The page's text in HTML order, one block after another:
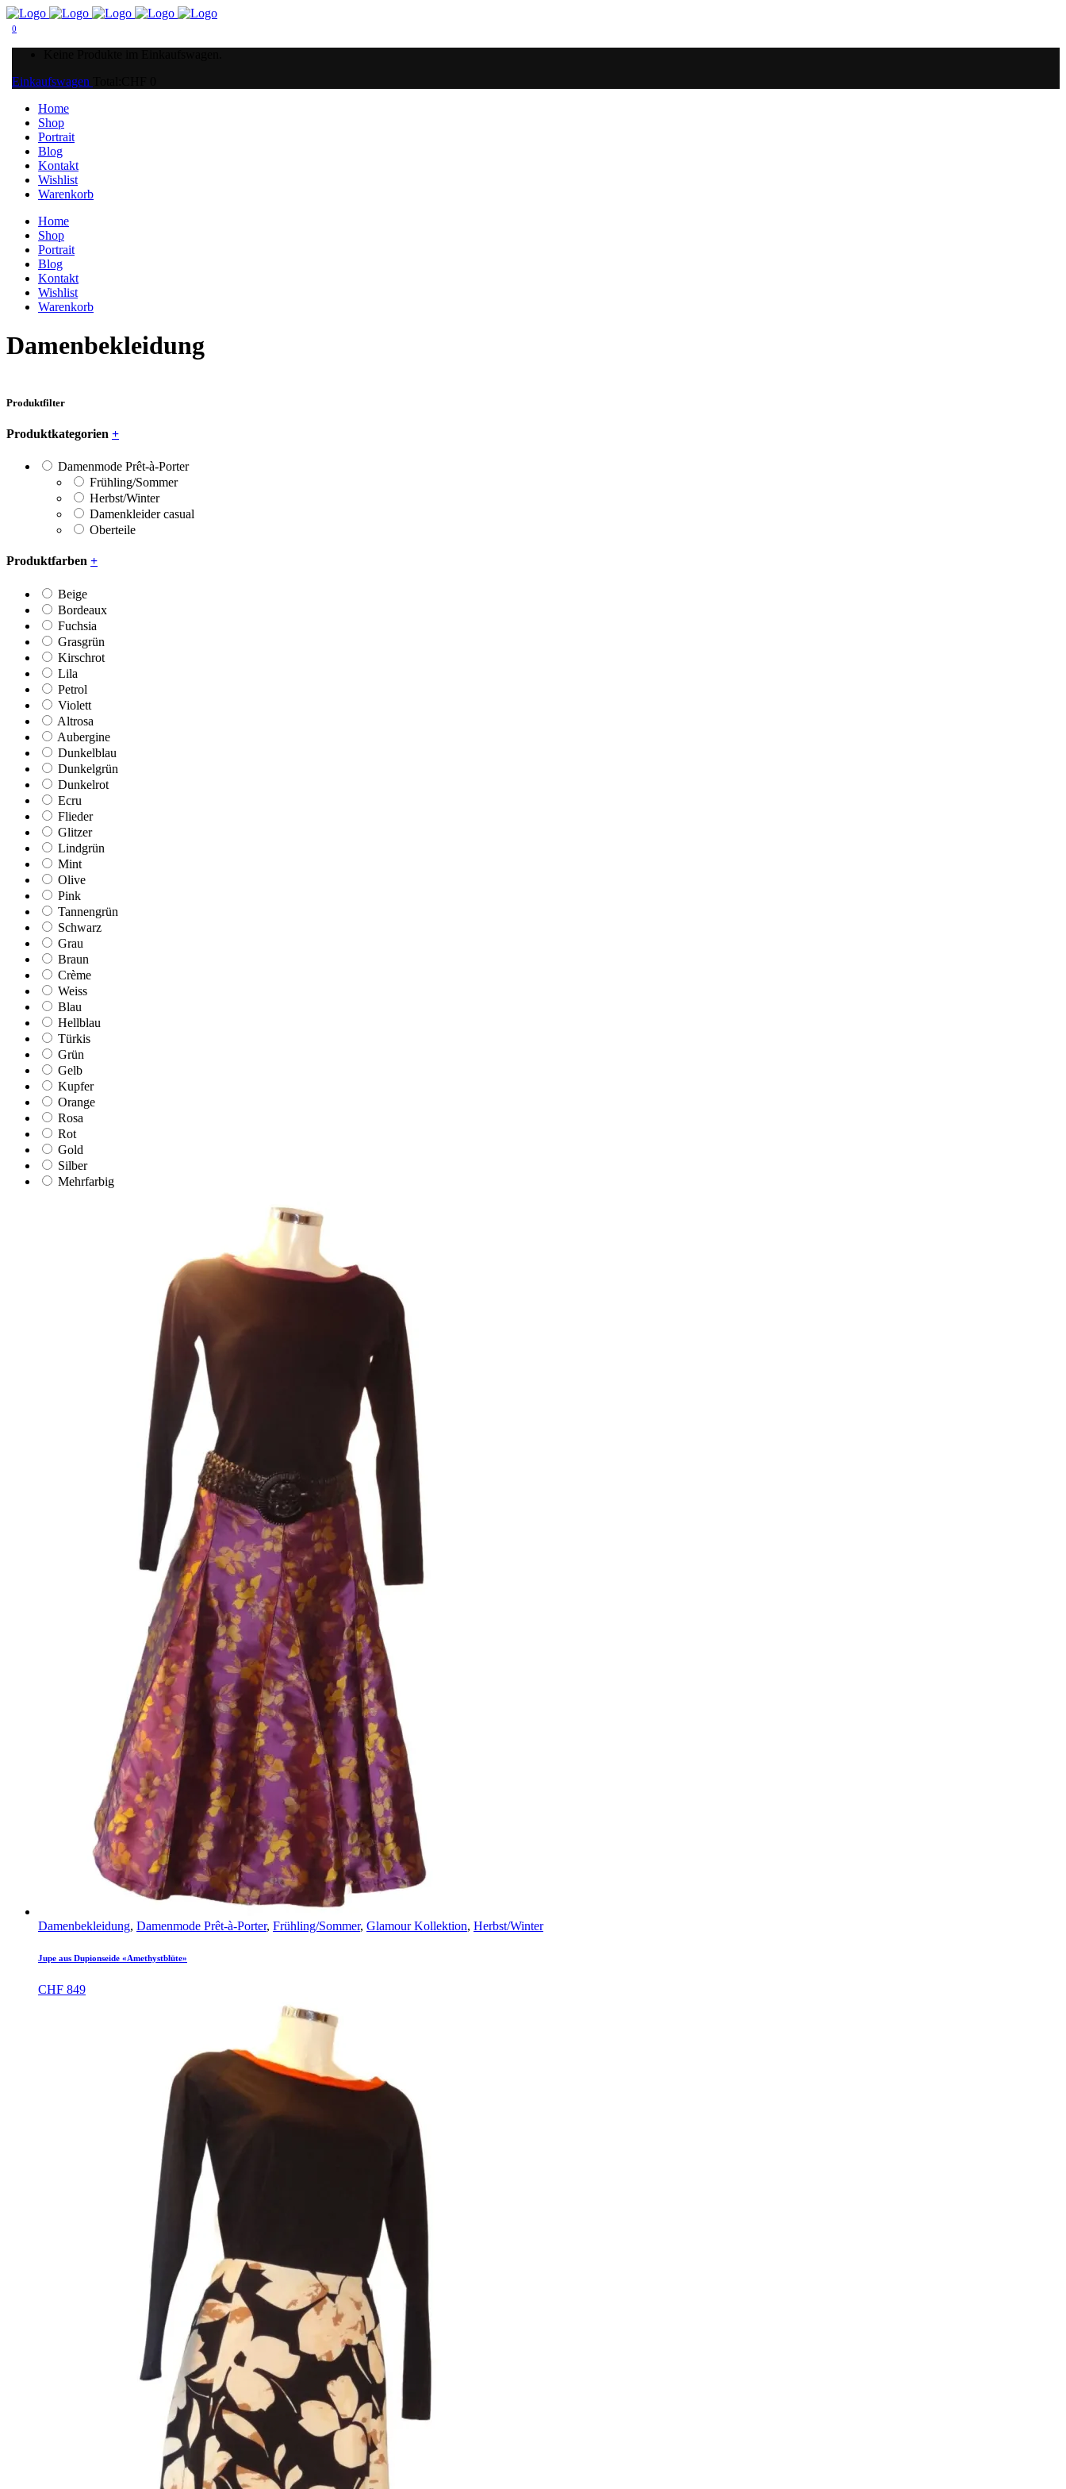
0
Einkaufswagen
Home
Shop
Portrait
Blog
Kontakt
Wishlist
Warenkorb
Home
Shop
Portrait
Blog
Kontakt
Wishlist
Warenkorb
Damenbekleidung
Produktfilter
Produktkategorien +
Damenmode Prêt-à-Porter
Frühling/Sommer
Herbst/Winter
Damenkleider casual
Oberteile
Produktfarben +
Beige
Bordeaux
Fuchsia
Grasgrün
Kirschrot
Lila
Petrol
Violett
Altrosa
Aubergine
Dunkelblau
Dunkelgrün
Dunkelrot
Ecru
Flieder
Glitzer
Lindgrün
Mint
Olive
Pink
Tannengrün
Schwarz
Grau
Braun
Crème
Weiss
Blau
Hellblau
Türkis
Grün
Gelb
Kupfer
Orange
Rosa
Rot
Gold
Silber
Mehrfarbig
Damenbekleidung, Damenmode Prêt-à-Porter, Frühling/Sommer, Glamour Kollektion, Herbst/Winter
Jupe aus Dupionseide «Amethystblüte»
CHF 849